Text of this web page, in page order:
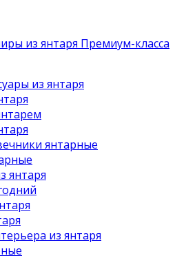
из янтаря Премиум-класса
из янтаря
янтарные
янтаря
из янтаря